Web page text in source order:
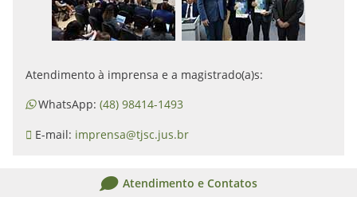
Atendimento à imprensa e a magistrado(a)s:
WhatsApp: (48) 98414-1493
E-mail: imprensa@tjsc.jus.br
Atendimento e Contatos